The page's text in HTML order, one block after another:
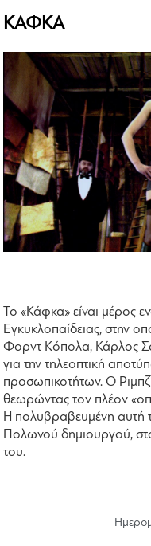
ΚΑΦΚΑ
Το «Κάφκα» είναι μέρος
Εγκυκλοπαίδειας, στην
Φορντ Κόπολα, Κάρλος
για την τηλεοπτική
προσωπικοτήτων. Ο
θεωρώντας τον πλέον
Η πολυβραβευμένη αυτή
Πολωνού δημιουργού,
του.